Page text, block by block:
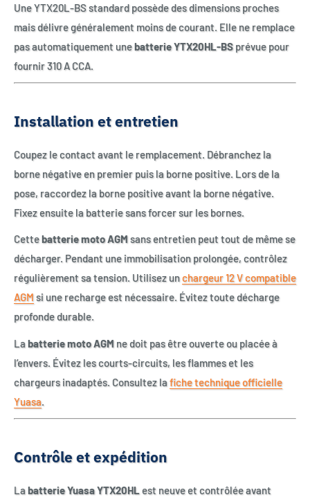
Une YTX20L-BS standard possède des dimensions proches
mais délivre généralement moins de courant. Elle ne remplace
pas automatiquement unebatterie YTX20HL-BSprévue pour
fournir 310 A CCA.
Installation et entretien
Coupez le contact avant le remplacement. Débranchez la
borne négative en premier puis la borne positive. Lors de la
pose, raccordez la borne positive avant la borne négative.
Fixez ensuite la batterie sans forcer sur les bornes.
Cettebatterie moto AGMsans entretien peut tout de même se
décharger. Pendant une immobilisation prolongée, contrôlez
régulièrement sa tension. Utilisez unchargeur 12 V compatible
AGMsi une recharge est nécessaire. Évitez toute décharge
profonde durable.
Labatterie moto AGM ne doit pas être ouverte ou placée à
l’envers. Évitez les courts-circuits, les flammes et les
chargeurs inadaptés. Consultez lafiche technique officielle
Yuasa.
Contrôle et expédition
Labatterie Yuasa YTX20HLest neuve et contrôlée avant